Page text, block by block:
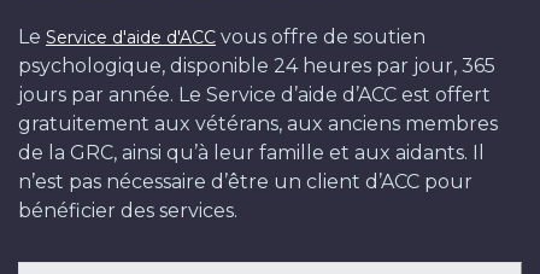
Le Service d'aide d'ACC vous offre de soutien
psychologique, disponible 24 heures par jour, 365
jours par année. Le Service d’aide d’ACC est offert
gratuitement aux vétérans, aux anciens membres
de la GRC, ainsi qu’à leur famille et aux aidants. Il
n’est pas nécessaire d’être un client d’ACC pour
bénéficier des services.